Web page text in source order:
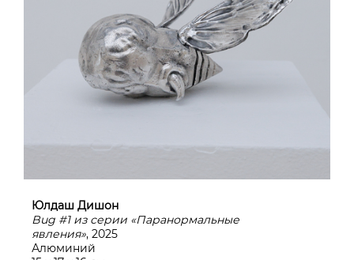
Юлдаш Дишон
Bug #1 из серии «Паранормальные
явления», 2025
Алюминий